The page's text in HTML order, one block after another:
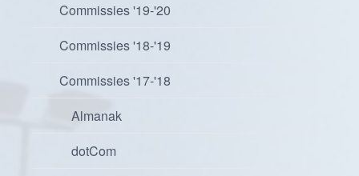
Commissies '19-'20
Commissies '18-'19
Commissies '17-'18
Almanak
dotCom